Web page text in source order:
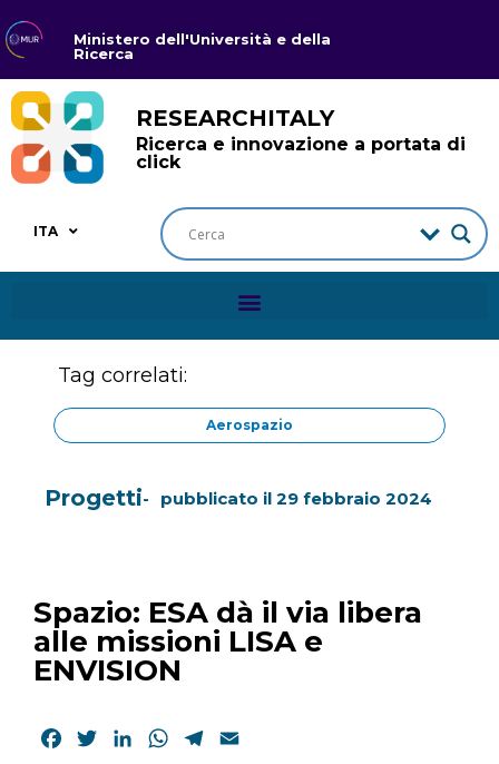
Ministero dell'Università e della
Ricerca
RESEARCHITALY
Ricerca e innovazione a portata di
click
ITA
Tag correlati:
Aerospazio
Progetti pubblicato il 29 febbraio 2024
Spazio: ESA dà il via libera
alle missioni LISA e
ENVISION
Facebook
TwitterLinkedInWhatsApp
Telegram